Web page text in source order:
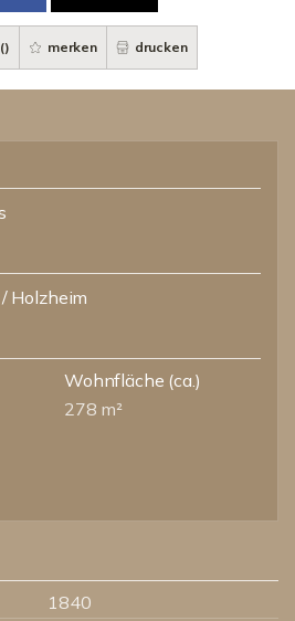
) merken drucken
Holzheim
Wohnfläche (ca.)
278 m²
1840